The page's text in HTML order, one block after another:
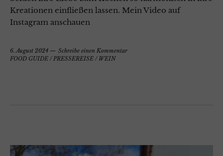
Kreationen einfließen lassen. Mein Video auf
Instagram anschauen
6. August 2024
Schreibe einen Kommentar
FOOD GUIDE /PRESSEREISE / WEIN